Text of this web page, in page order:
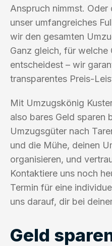
Anspruch nimmst.
unser umfangreiches
wir den gesamten
Ganz gleich, für welche
entscheidest – wir
transparentes Preis-
Mit Umzugskönig
also bares Geld sparen
Umzugsgüter nach
und die Mühe, deinen
organisieren, und
Kontaktiere uns noch
Termin für eine
uns darauf, dir bei
Geld